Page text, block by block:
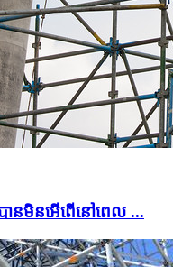
នមិនអើពើនៅពេល ...